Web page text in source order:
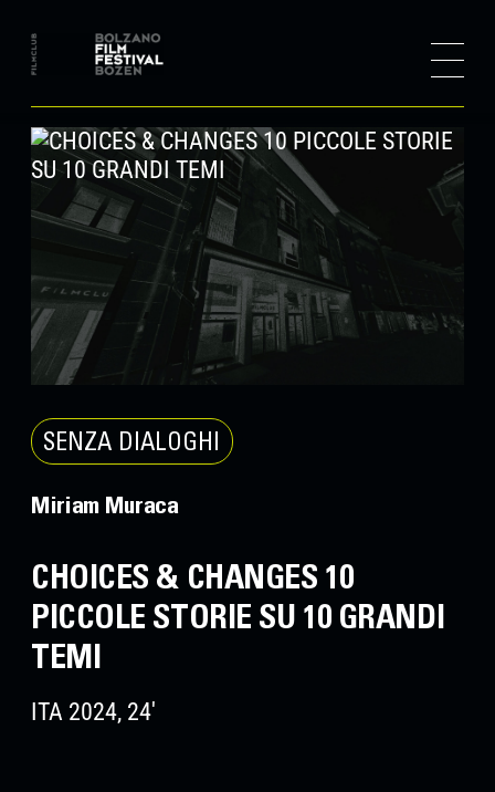
SENZA DIALOGHI
Miriam Muraca
CHOICES & CHANGES 10
PICCOLE STORIE SU 10 GRANDI
TEMI
ITA 2024, 24'